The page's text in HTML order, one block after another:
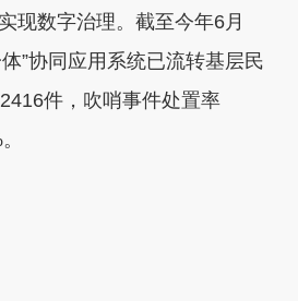
现数字治理。截至今年6月
”协同应用系统已流转基层民
件，吹哨事件处置率